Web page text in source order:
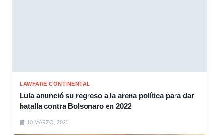
LAWFARE CONTINENTAL
Lula anunció su regreso a la arena política para dar
batalla contra Bolsonaro en 2022
10 MARZO, 2021